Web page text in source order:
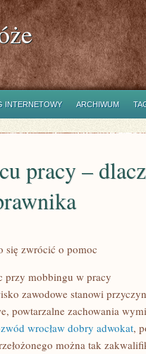
INTERNETOWY ARCHIWUM
pracy –
się zwrócić o pomoc
przy mobbingu w pracy
zawodowe stanowi
powtarzalne zachowania
wrocław dobry adwokat,
można tak